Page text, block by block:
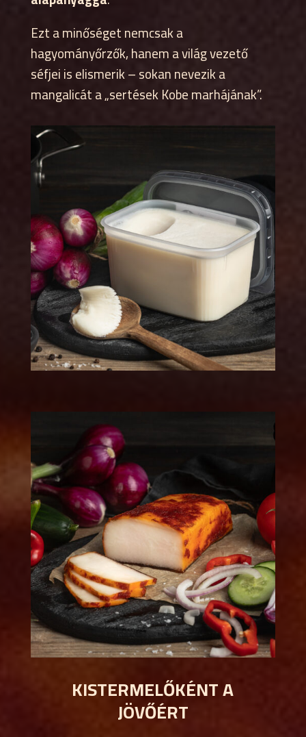
Ezt a minőséget nemcsak a
hagyományőrzők, hanem a világ vezető
séfjei is elismerik – sokan nevezik a
mangalicát a „sertések Kobe marhájának”.
KISTERMELŐKÉNT A
JÖVŐÉRT